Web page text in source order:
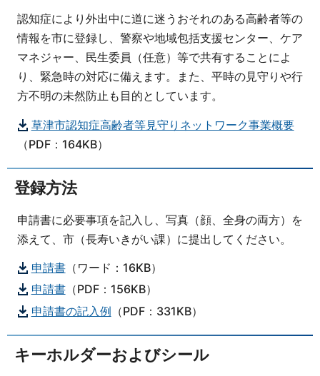
認知症により外出中に道に迷うおそれのある高齢者等の
情報を市に登録し、警察や地域包括支援センター、ケア
マネジャー、民生委員（任意）等で共有することによ
り、緊急時の対応に備えます。また、平時の見守りや行
方不明の未然防止も目的としています。
草津市認知症高齢者等見守りネットワーク事業概要
（PDF：164KB）
登録方法
申請書に必要事項を記入し、写真（顔、全身の両方）を
添えて、市（長寿いきがい課）に提出してください。
申請書（ワード：16KB）
申請書（PDF：156KB）
申請書の記入例 （PDF：331KB）
キーホルダーおよびシール